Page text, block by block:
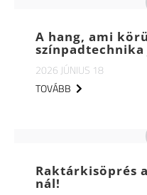
A hang, ami
2026 JÚNIUS 18
TOVÁBB
Raktárkisöprés
nál!